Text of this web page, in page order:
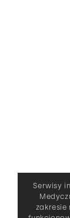
Serwisy
zakresie